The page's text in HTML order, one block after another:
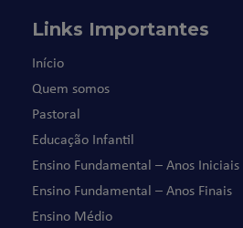
Links Importantes
Início
Quem somos
Pastoral
Educação Infantil
Ensino Fundamental – Anos Iniciais
Ensino Fundamental – Anos Finais
Ensino Médio